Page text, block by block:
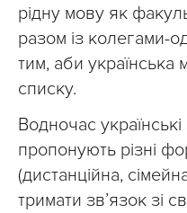
рідну мову як
разом із колегами-
тим, аби
списку.
Водночас
пропонують різні
(дистанційна,
тримати зв’язок зі